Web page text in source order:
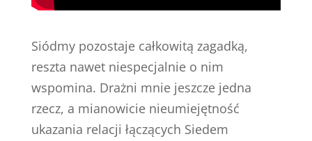
Siódmy pozostaje całkowitą zagadką,
reszta nawet niespecjalnie o nim
wspomina. Drażni mnie jeszcze jedna
rzecz, a mianowicie nieumiejętność
ukazania relacji łączących Siedem